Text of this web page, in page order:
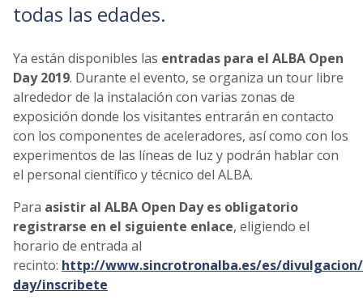
todas las edades.
Ya están disponibles las entradas para el ALBA Open
Day 2019. Durante el evento, se organiza un tour libre
alrededor de la instalación con varias zonas de
exposición donde los visitantes entrarán en contacto
con los componentes de aceleradores, así como con los
experimentos de las líneas de luz y podrán hablar con
el personal científico y técnico del ALBA.
Para asistir al ALBA Open Day es obligatorio
registrarse en el siguiente enlace, eligiendo el
horario de entrada al
recinto: http://www.sincrotronalba.es/es/
day/inscribete